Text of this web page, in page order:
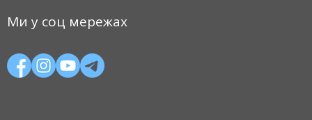
Ми у соц мережах